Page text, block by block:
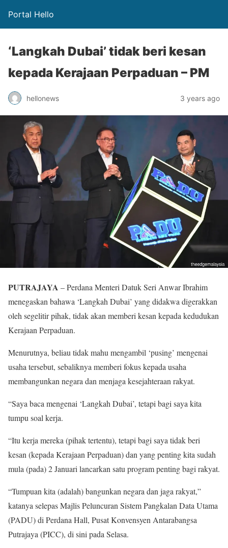
Portal Hello
‘Langkah Dubai’ tidak beri kesan
kepada Kerajaan Perpaduan – PM
hellonews 3 years ago
PUTRAJAYA – Perdana Menteri Datuk Seri Anwar Ibrahim
menegaskan bahawa ‘Langkah Dubai’ yang didakwa digerakkan
oleh segelitir pihak, tidak akan memberi kesan kepada kedudukan
Kerajaan Perpaduan.
Menurutnya, beliau tidak mahu mengambil ‘pusing’ mengenai
usaha tersebut, sebaliknya memberi fokus kepada usaha
membangunkan negara dan menjaga kesejahteraan rakyat.
“Saya baca mengenai ‘Langkah Dubai’, tetapi bagi saya kita
tumpu soal kerja.
“Itu kerja mereka (pihak tertentu), tetapi bagi saya tidak beri
kesan (kepada Kerajaan Perpaduan) dan yang penting kita sudah
mula (pada) 2 Januari lancarkan satu program penting bagi rakyat.
“Tumpuan kita (adalah) bangunkan negara dan jaga rakyat,”
katanya selepas Majlis Peluncuran Sistem Pangkalan Data Utama
(PADU) di Perdana Hall, Pusat Konvensyen Antarabangsa
Putrajaya (PICC), di sini pada Selasa.